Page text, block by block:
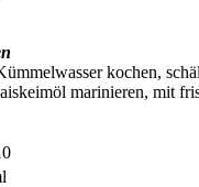
kochen,
marinieren, mit